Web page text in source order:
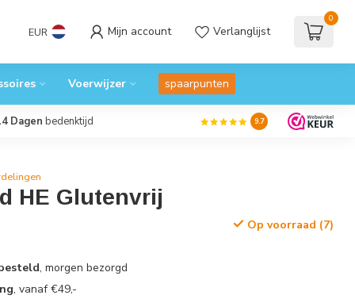
EUR Mijn account Verlanglijst
0
Voerwijzer spaarpunten
Dagen bedenktijd 9.7
HE Glutenvrij
Op voorraad (7)
, morgen bezorgd
, vanaf €49,-